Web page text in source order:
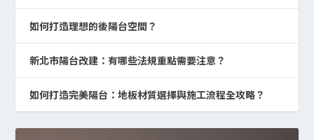
如何打造理想的後陽台空間？
新北市陽台改建：有哪些法規重點需要注意？
如何打造完美陽台：地板材質選擇與施工流程全攻略？